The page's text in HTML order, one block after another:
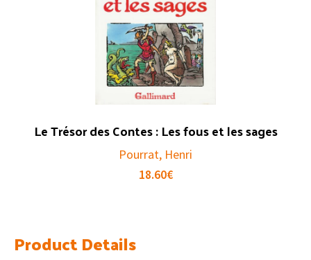
Le Trésor des Contes : Les fous et les sages
Pourrat, Henri
18.60€
Product Details